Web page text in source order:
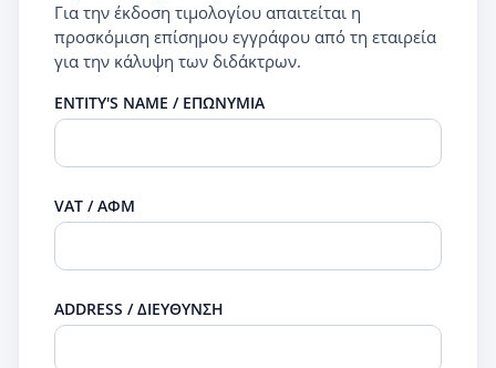
Για την έκδοση τιμολογίου απαιτείται η
προσκόμιση επίσημου εγγράφου από τη εταιρεία
για την κάλυψη των διδάκτρων.
ENTITY'S NAME / ΕΠΩΝΥΜΙΑ
VAT / ΑΦΜ
ADDRESS / ΔΙΕΥΘΥΝΣΗ